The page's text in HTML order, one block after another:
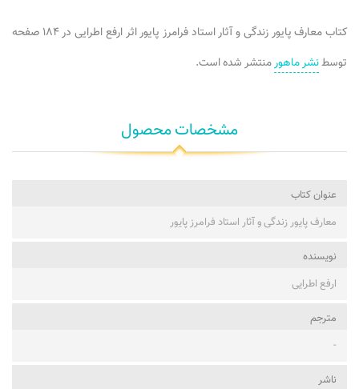
کتاب معارف پایور زندگی و آثار استاد فرامرز پایور اثر ارفع اطرایی در ۱۸۴ صفحه
توسطنشر ماهورمنتشر شده است.
مشخصات محصول
عنوان کتاب
معارف پایور زندگی و آثار استاد فرامرز پایور
نویسنده
ارفع اطرایی
مترجم
-
ناشر